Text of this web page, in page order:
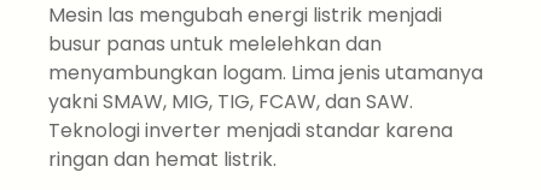
Mesin las mengubah energi listrik menjadi
busur panas untuk melelehkan dan
menyambungkan logam. Lima jenis utamanya
yakni SMAW, MIG, TIG, FCAW, dan SAW.
Teknologi inverter menjadi standar karena
ringan dan hemat listrik.